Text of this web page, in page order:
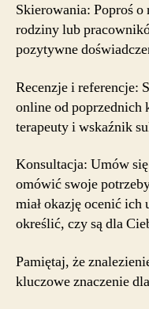
Skierowania: Poproś
rodziny lub
pozytywne
Recenzje i referencje:
online od poprzednich
terapeuty i wskaźnik
Konsultacja: Umów
omówić swoje
miał okazję ocenić
określić, czy są dla
Pamiętaj, że
kluczowe znaczenie